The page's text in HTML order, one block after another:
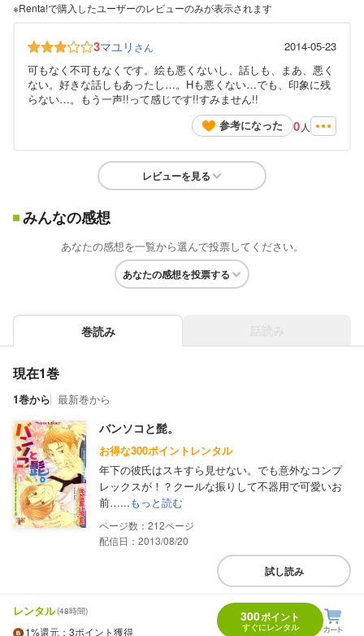
※Renta!で購入したユーザーのレビューのみが表示されます
3マユリ さん
2014-05-23
可もなく不可もなくです。絵も悪くないし、話しも、まあ、悪く
ない。好きな話しもあったし…。Hも悪くない…でも、印象に残
らない…。もう一声!!って感じです!!すみません!!
参考になった
0 人
レビューを見る
みんなの感想
あなたの感想を一覧から選んで投票してください。
あなたの感想を投票する
巻読み
現在1巻
1巻から 最新巻から
バンソコと髭。
お得な300ポイントレンタル
年下の彼氏はスキすら見せない。でも意外なコンプ
レックスが！？クールな振りして不器用で可愛いお
前…...もっと読む
212
配信日：2013/08/20
試し読み
レンタル(48時間)
1%還元 ：3ポイント獲得
300ポイント
すぐにレンタル